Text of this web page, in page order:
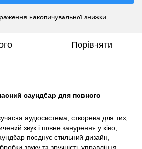
накопичувальної знижки
Порівняти
саундбар для повного
аудіосистема, створена для тих,
звук і повне занурення у кіно,
поєднує стильний дизайн,
звуку та зручність управління,